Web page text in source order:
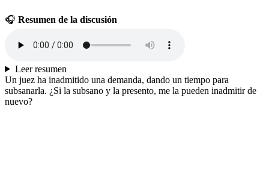
🎧 Resumen de la discusión
Leer resumen
Un juez ha inadmitido una demanda, dando un tiempo para
subsanarla. ¿Si la subsano y la presento, me la pueden inadmitir de
nuevo?